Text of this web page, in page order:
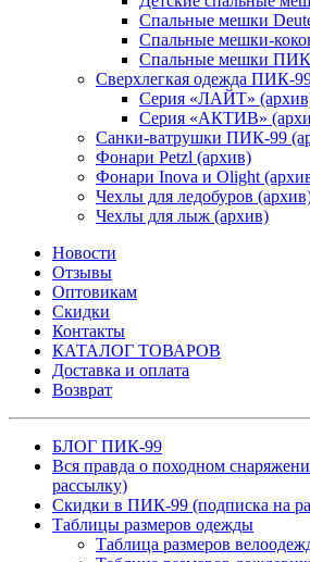
Спальные мешки
Спальные мешки-
Спальные мешки
Сверхлегкая одежда ПИК-
Серия «ЛАЙТ»
Серия «АКТИВ»
Санки-ватрушки ПИК-99
Фонари Petzl (архив)
Фонари Inova и Olight
Чехлы для ледобуров
Чехлы для лыж (архив)
Новости
Отзывы
Оптовикам
Скидки
Контакты
КАТАЛОГ ТОВАРОВ
Доставка и оплата
Возврат
БЛОГ ПИК-99
Вся правда о походном
рассылку)
Скидки в ПИК-99 (подписка на
Таблицы размеров одежды
Таблица размеров